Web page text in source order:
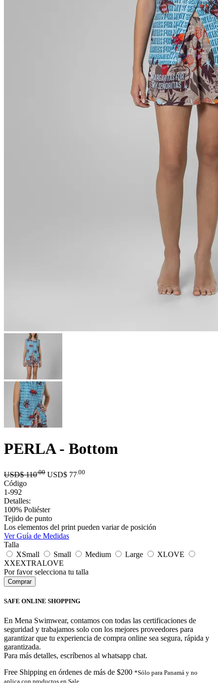
PERLA - Bottom
USD$110.00 USD$ 77 .00
Código
1-992
Detalles:
100% Poliéster
Tejido de punto
Los elementos del print pueden variar de posición
Ver Guía de Medidas
Talla
XSmall
Small Medium Large
XLOVE
XXEXTRALOVE
Por favor selecciona tu talla
SAFE ONLINE SHOPPING
En Mena Swimwear, contamos con todas las certificaciones de
seguridad y trabajamos solo con los mejores proveedores para
garantizar que tu experiencia de compra online sea segura, rápida y
garantizada.
Para más detalles, escríbenos al whatsapp chat.
Free Shipping en órdenes de más de $200 *Sólo para Panamá y no
aplica con productos en Sale